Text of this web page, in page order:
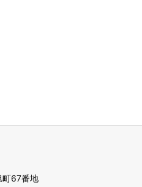
町67番地